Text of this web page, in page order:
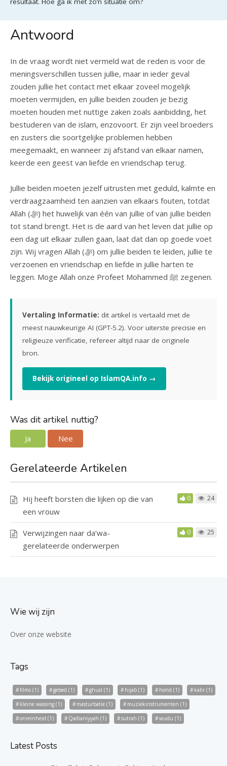
Antwoord
In de vraag wordt niet vermeld wat de reden is voor de
meningsverschillen tussen jullie, maar in ieder geval
zouden jullie het contact met elkaar zoveel mogelijk
moeten vermijden, en jullie beiden zouden je bezig
moeten houden met nuttige zaken zoals aanbidding, het
bestuderen van de islam, enzovoort. Er zijn veel broeders
en zusters die soortgelijke problemen hebben
meegemaakt, en wanneer zij afstand van elkaar namen,
keerde een geest van liefde en vriendschap terug.
Jullie beiden moeten jezelf uitrusten met geduld, kalmte en
verdraagzaamheid ten aanzien van elkaars fouten, totdat
Allah (ﷻ) het huwelijk van één van jullie of van jullie beiden
tot stand brengt. Het is de aard van het leven dat jullie op
een dag uit elkaar zullen gaan, laat dat dan op goede voet
zijn. Wij vragen Allah (ﷻ) om jullie beiden te leiden, jullie te
verzoenen en vriendschap en liefde in jullie harten te
leggen. Moge Allah onze Profeet Mohammed ﷺ zegenen.
Vertaling Informatie: dit artikel is vertaald met de
meest nauwkeurige AI (GPT-5.2). Voor uiterste precisie en
religieuze verificatie, refereer altijd naar de originele
bron.
Bekijk origineel op IslamQA.info →
Was dit artikel nuttig?
Ja Nee
Gerelateerde Artikelen
Hij heeft borsten die lijken op die van
een vrouw
0 24
Verwijzingen naar da‘wa-
gerelateerde onderwerpen
0 25
Wie wij zijn
Over onze website
Tags
films (1) gebed (1) ghusl (1) hijab (1) hond (1) kafir (1)
kleine wassing (1) masturbatie (1) muziekinstrumenten (1)
onreinheid (1) Qadianiyyah (1) sutrah (1) wudu (1)
Latest Posts